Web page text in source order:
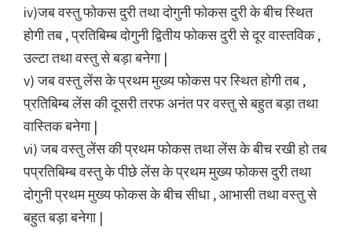
iv)जब वस्तु फोकस दुरी तथा दोगुनी फोकस दुरी के बीच स्थित
होगी तब , प्रतिबिम्ब दोगुनी द्वितीय फोकस दुरी से दूर वास्तविक ,
उल्टा तथा वस्तु से बड़ा बनेगा |
v) जब वस्तु लेंस के प्रथम मुख्य फोकस पर स्थित होगी तब ,
प्रतिबिम्ब लेंस की दूसरी तरफ अनंत पर वस्तु से बहुत बड़ा तथा
वास्तिक बनेगा |
vi) जब वस्तु लेंस की प्रथम फोकस तथा लेंस के बीच रखी हो तब
पप्रतिबिम्ब वस्तु के पीछे लेंस के प्रथम मुख्य फोकस दुरी तथा
दोगुनी प्रथम मुख्य फोकस के बीच सीधा , आभासी तथा वस्तु से
बहुत बड़ा बनेगा |